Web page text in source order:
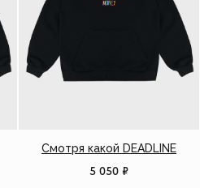
Смотря какой DEADLINE
5 050 ₽